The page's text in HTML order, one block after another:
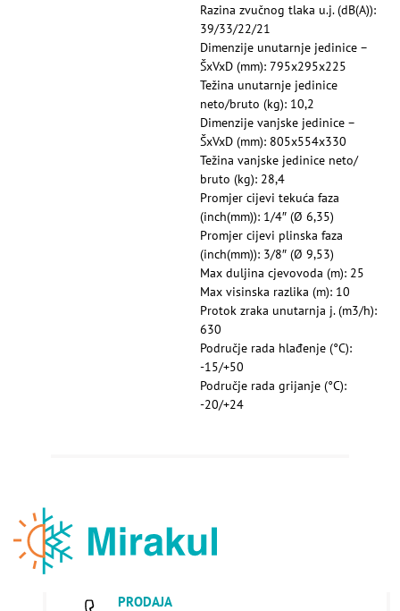
Razina zvučnog tlaka u.j. (dB(A)):
39/33/22/21
Dimenzije unutarnje jedinice –
ŠxVxD (mm): 795x295x225
Težina unutarnje jedinice
neto/bruto (kg): 10,2
Dimenzije vanjske jedinice –
ŠxVxD (mm): 805x554x330
Težina vanjske jedinice neto/
bruto (kg): 28,4
Promjer cijevi tekuća faza
(inch(mm)): 1/4″ (Ø 6,35)
Promjer cijevi plinska faza
(inch(mm)): 3/8″ (Ø 9,53)
Max duljina cjevovoda (m): 25
Max visinska razlika (m): 10
Protok zraka unutarnja j. (m3/h):
630
Područje rada hlađenje (°C):
-15/+50
Područje rada grijanje (°C):
-20/+24
PRODAJA